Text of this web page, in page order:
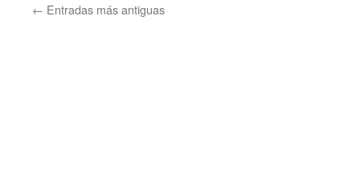
← Entradas más antiguas